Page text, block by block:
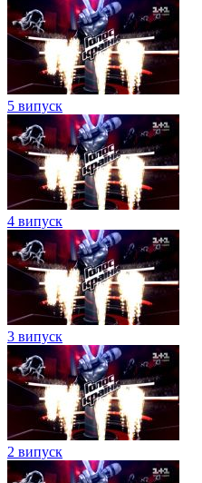
5 випуск
4 випуск
3 випуск
2 випуск